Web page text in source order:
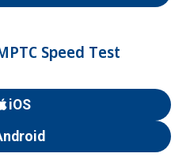
Speed Test
iOS